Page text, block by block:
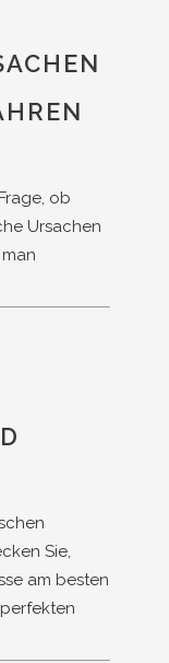
ob
Ursachen
Sie,
am besten